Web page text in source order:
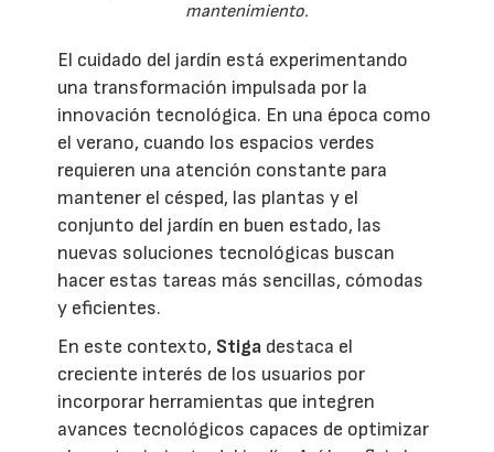
mantenimiento.
El cuidado del jardín está experimentando
una transformación impulsada por la
innovación tecnológica. En una época como
el verano, cuando los espacios verdes
requieren una atención constante para
mantener el césped, las plantas y el
conjunto del jardín en buen estado, las
nuevas soluciones tecnológicas buscan
hacer estas tareas más sencillas, cómodas
y eficientes.
En este contexto, Stiga destaca el
creciente interés de los usuarios por
incorporar herramientas que integren
avances tecnológicos capaces de optimizar